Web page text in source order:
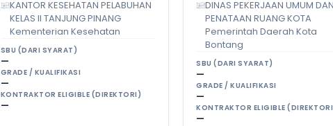
KANTOR KESEHATAN PELABUHAN
KELAS II TANJUNG PINANG
Kementerian Kesehatan
SBU (DARI SYARAT)
—
GRADE / KUALIFIKASI
—
KONTRAKTOR ELIGIBLE (DIREKTORI)
—
DINAS PEKERJAAN UMUM DAN
PENATAAN RUANG KOTA
Pemerintah Daerah Kota
Bontang
SBU (DARI SYARAT)
—
GRADE / KUALIFIKASI
—
KONTRAKTOR ELIGIBLE
—